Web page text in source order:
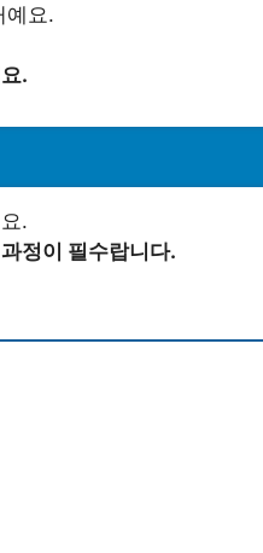
예요.
.
.
정이 필수랍니다.